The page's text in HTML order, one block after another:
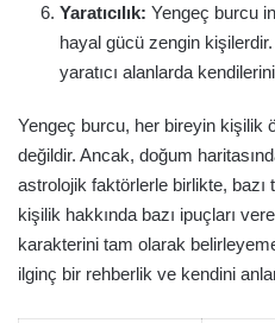
Yaratıcılık: Yengeç burcu
hayal gücü zengin
yaratıcı alanlarda
Yengeç burcu, her bireyin kişilik
değildir. Ancak, doğum
astrolojik faktörlerle birlikte,
kişilik hakkında bazı ipuçları
karakterini tam olarak
ilginç bir rehberlik ve kendini